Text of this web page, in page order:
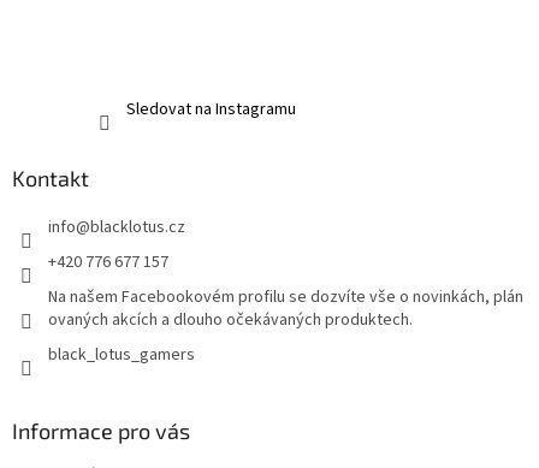
Sledovat na Instagramu
Kontakt
info@blacklotus.cz
+420 776 677 157
Na našem Facebookovém profilu se dozvíte vše o novinkách, plán
ovaných akcích a dlouho očekávaných produktech.
black_lotus_gamers
Informace pro vás